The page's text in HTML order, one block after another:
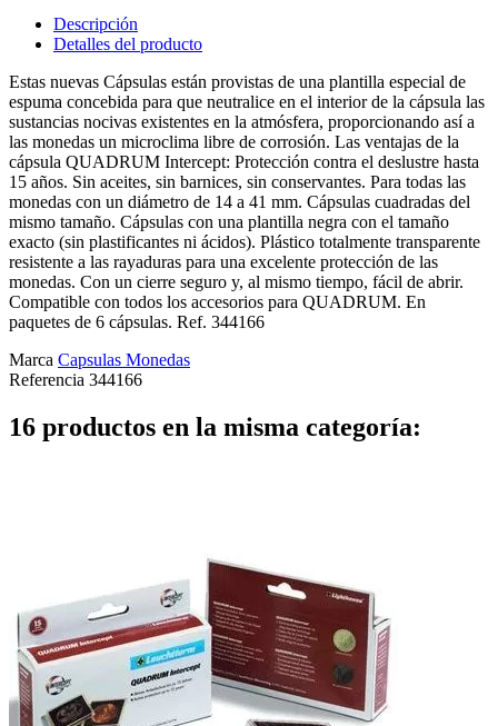
Descripción
Detalles del producto
Estas nuevas Cápsulas están provistas de una plantilla especial de
espuma concebida para que neutralice en el interior de la cápsula las
sustancias nocivas existentes en la atmósfera, proporcionando así a
las monedas un microclima libre de corrosión. Las ventajas de la
cápsula QUADRUM Intercept: Protección contra el deslustre hasta
15 años. Sin aceites, sin barnices, sin conservantes. Para todas las
monedas con un diámetro de 14 a 41 mm. Cápsulas cuadradas del
mismo tamaño. Cápsulas con una plantilla negra con el tamaño
exacto (sin plastificantes ni ácidos). Plástico totalmente transparente
resistente a las rayaduras para una excelente protección de las
monedas. Con un cierre seguro y, al mismo tiempo, fácil de abrir.
Compatible con todos los accesorios para QUADRUM. En
paquetes de 6 cápsulas. Ref. 344166
Marca Capsulas Monedas
Referencia 344166
16 productos en la misma categoría: